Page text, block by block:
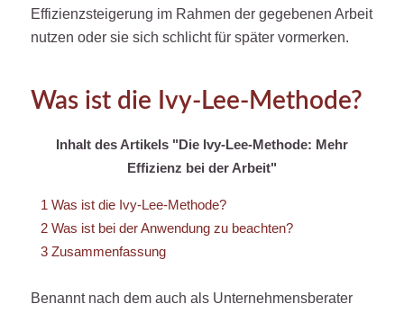
Effizienzsteigerung im Rahmen der gegebenen Arbeit
nutzen oder sie sich schlicht für später vormerken.
Was ist die Ivy-Lee-Methode?
Inhalt des Artikels "Die Ivy-Lee-Methode: Mehr
Effizienz bei der Arbeit"
1 Was ist die Ivy-Lee-Methode?
2Was ist bei der Anwendung zu beachten?
3Zusammenfassung
Benannt nach dem auch als Unternehmensberater